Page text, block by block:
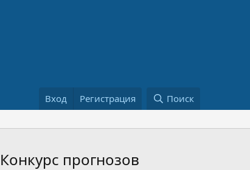
Вход Регистрация Поиск
прогнозов